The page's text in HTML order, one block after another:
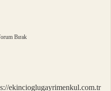
Bırak
ekincioglugayrimenkul.com.tr